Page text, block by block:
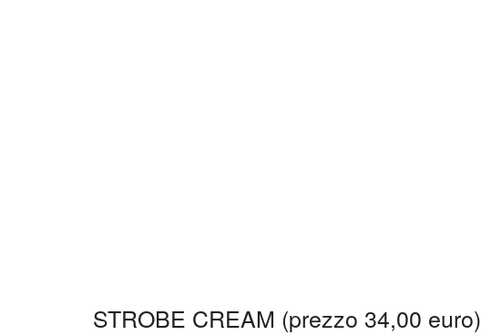
STROBE CREAM (prezzo 34,00 euro)